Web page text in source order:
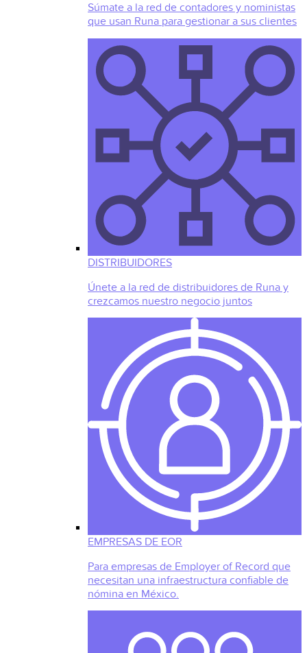
Súmate a la red de contadores y noministas
que usan Runa para gestionar a sus clientes
DISTRIBUIDORES
Únete a la red de distribuidores de Runa y
crezcamos nuestro negocio juntos
EMPRESAS DE EOR
Para empresas de Employer of Record que
necesitan una infraestructura confiable de
nómina en México.